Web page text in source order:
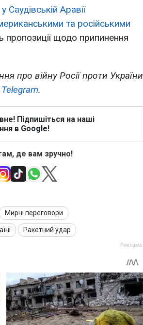
у Саудівській Аравії
та російськими
щодо припинення
про війну Росії проти України
.
Підпишіться на наші
в Google!
де вам зручно!
Мирні переговори
Ракетний удар